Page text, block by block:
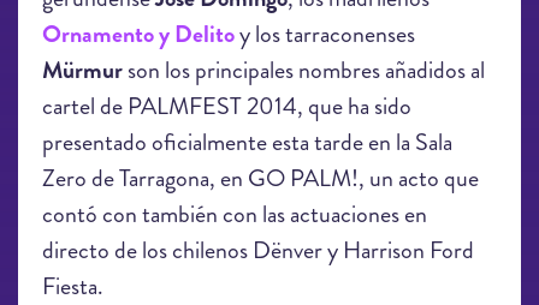
Ornamento y Delitoy los tarraconenses
Mürmurson los principales nombres añadidos al
cartel de PALMFEST 2014, que ha sido
presentado oficialmente esta tarde en la Sala
Zero de Tarragona, en GO PALM!, un acto que
contó con también con las actuaciones en
directo de los chilenos Dënver y Harrison Ford
Fiesta.